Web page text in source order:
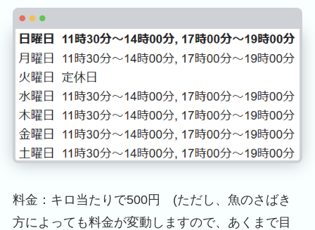
料金：キロ当たりで500円 (ただし、魚のさばき
方によっても料金が変動しますので、あくまで目